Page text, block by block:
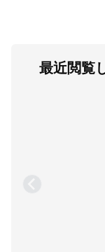
最近閲覧